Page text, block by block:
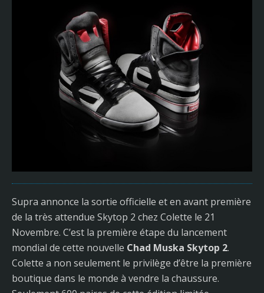
Supra annonce la sortie officielle et en avant première
de la très attendue Skytop 2 chez Colette le 21
Novembre. C’est la première étape du lancement
mondial de cette nouvelle Chad Muska Skytop 2.
Colette a non seulement le privilège d’être la première
boutique dans le monde à vendre la chaussure.